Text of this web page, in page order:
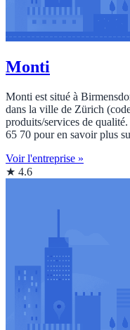
Monti
Monti est situé à
dans la ville de Zürich
produits/services de
65 70 pour en savoir plus
Voir l'entreprise »
★ 4.6